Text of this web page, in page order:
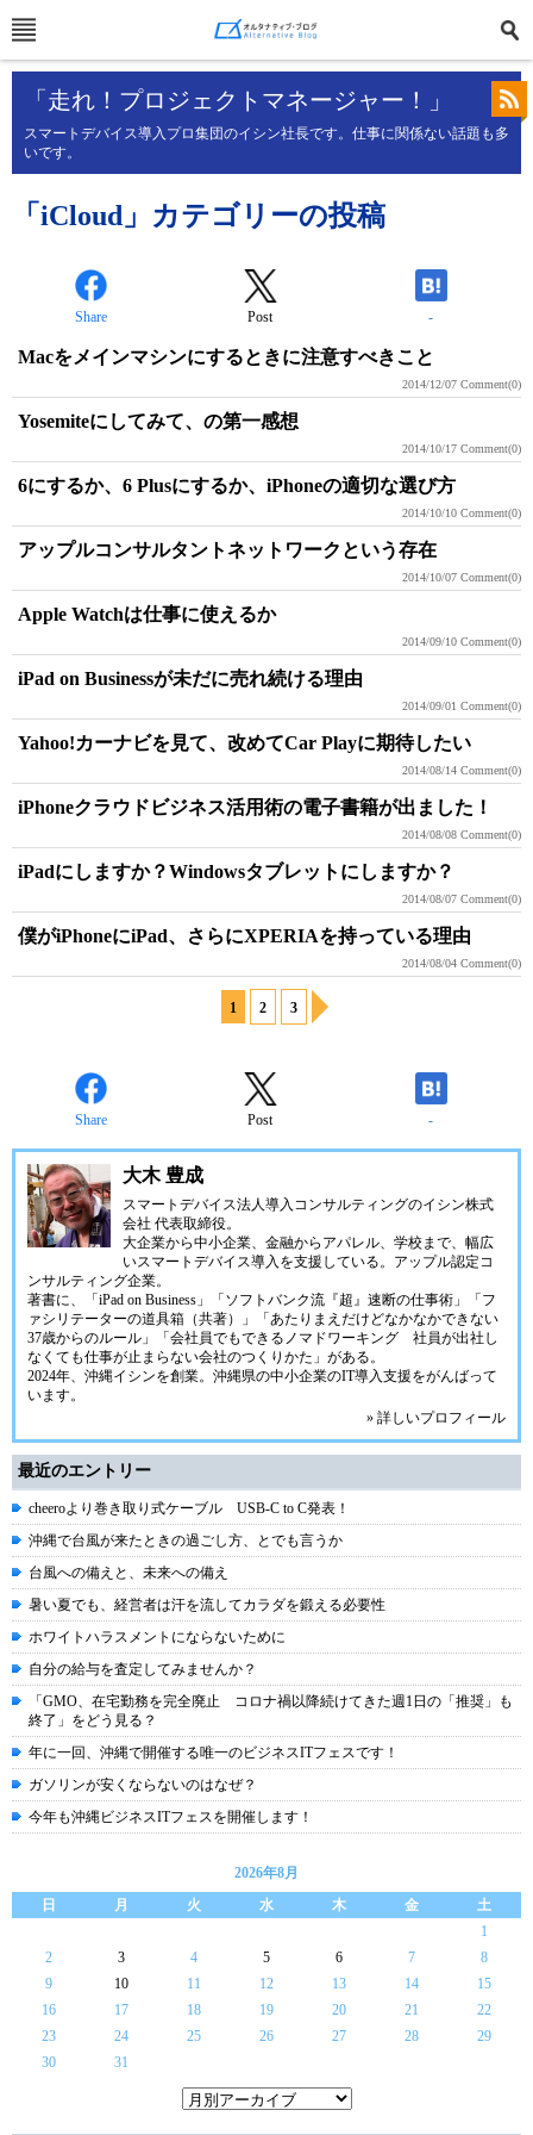
「走れ！プロジェクトマネージャー！」
スマートデバイス導入プロ集団のイシン社長です。仕事に関係ない話題も多
いです。
「iCloud」カテゴリーの投稿
Share Post -
Macをメインマシンにするときに注意すべきこと
2014/12/07 Comment(0)
Yosemiteにしてみて、の第一感想
2014/10/17 Comment(0)
6にするか、6 Plusにするか、iPhoneの適切な選び方
2014/10/10 Comment(0)
アップルコンサルタントネットワークという存在
2014/10/07 Comment(0)
Apple Watchは仕事に使えるか
2014/09/10 Comment(0)
iPad on Businessが未だに売れ続ける理由
2014/09/01 Comment(0)
Yahoo!カーナビを見て、改めてCar Playに期待したい
2014/08/14 Comment(0)
iPhoneクラウドビジネス活用術の電子書籍が出ました！
2014/08/08 Comment(0)
iPadにしますか？Windowsタブレットにしますか？
2014/08/07 Comment(0)
僕がiPhoneにiPad、さらにXPERIAを持っている理由
2014/08/04 Comment(0)
1 2 3
Share Post -
大木 豊成
スマートデバイス法人導入コンサルティングのイシン株式
会社 代表取締役。
大企業から中小企業、金融からアパレル、学校まで、幅広
いスマートデバイス導入を支援している。アップル認定コ
ンサルティング企業。
著書に、「iPad on Business」「ソフトバンク流『超』速断の仕事術」「フ
ァシリテーターの道具箱（共著）」「あたりまえだけどなかなかできない
37歳からのルール」「会社員でもできるノマドワーキング 社員が出社し
なくても仕事が止まらない会社のつくりかた」がある。
2024年、 沖縄イシンを創業。沖縄県の中小企業のIT導入支援をがんばって
います。
» 詳しいプロフィール
最近のエントリー
cheeroより巻き取り式ケーブル USB-C to C発表！
沖縄で台風が来たときの過ごし方、とでも言うか
台風への備えと、未来への備え
暑い夏でも、経営者は汗を流してカラダを鍛える必要性
ホワイトハラスメントにならないために
自分の給与を査定してみませんか？
「GMO、在宅勤務を完全廃止 コロナ禍以降続けてきた週1日の「推奨」も
終了」をどう見る？
年に一回、沖縄で開催する唯一のビジネスITフェスです！
ガソリンが安くならないのはなぜ？
今年も沖縄ビジネスITフェスを開催します！
2026年8月
日
月 火 水 木 金
土
1
2
3 4 5 6 7
8
9
10 11 12 13 14
15
16
17 18 19 20 21
22
23
24 25 26 27 28
29
30
31